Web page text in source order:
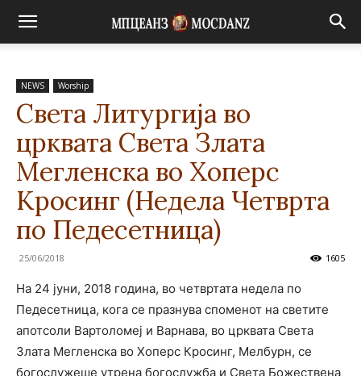
NEWS Worship
Света Литургија во
црквата Света Злата
Мегленска во Хоперс
Кросинг (Недела Четврта
по Педесетница)
25/06/2018 1605
На 24 јуни, 2018 година, во четвртата недела по
Педесетница, кога се празнува споменот на светите
апотсоли Вартоломеј и Варнава, во црквата Света
Злата Мегленска во Хоперс Кросинг, Мелбурн, се
богослужеше утрена богослужба и Света Божествена